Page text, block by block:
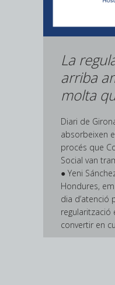
La
arriba
molta
Diari de
absorbeixen
procés que
Social van
● Yeni
Hondures,
dia d’atenció
regularització
convertir en